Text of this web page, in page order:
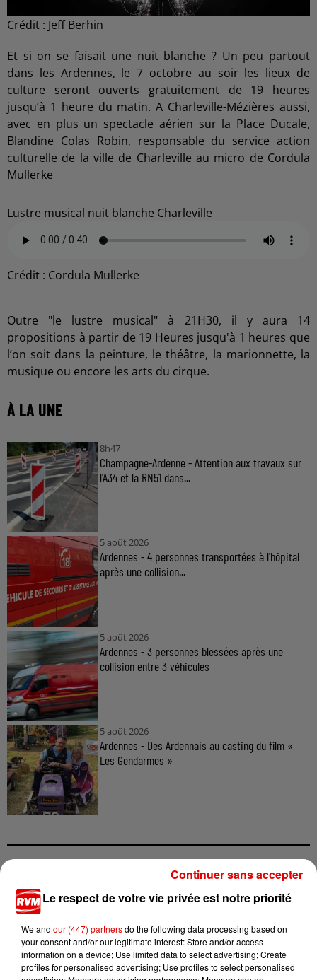
Crédit : Jeff Berhin
Et si on se faisait une nuit blanche ? Un peu partout
dans les Ardennes, le 7 octobre au soir les lieux de
culture seront ouverts gratuitement de 19 heures
jusqu’à 1 heure du matin. A Charleville-Mézières aussi,
avec en plus un spectacle aérien sur la Place Ducale,
Blandine Colas Robin, responsable du service action
culturelle de la ville de Charleville au micro de Cordula
Mullerke
Lustre musical nuit blanche Charleville
Crédit : Cordula Mullerke
Outre "le lustre musical" à 21H30, il y aura 14
propositions à partir de 19 Heures jusqu'à 1 heures que
l’on soit dans la peinture, le théâtre, la marionnette, la
musique ou encore les arts du cirque.
À LA UNE
8h47
Champagne-Ardenne - Attention aux travaux sur
l'A34 et la RN51 dans...
5 août 2026
Ardennes - 4 personnes transportées à l'hôpital
après une collision...
5 août 2026
Ardennes - 3 personnes blessées après une
collision entre 3 véhicules
5 août 2026
Ardennes - Des Ardennais au casting du film «
Les Gendarmes »
17h48
17h48 17h45
17h45 17h36
17h36
Le respect de votre vie privée est notre priorité
We and our (447) partnersdo the following data processing based on
your consent and/or our legitimate interest: Store and/or access
information on a device; Use limited data to select advertising; Create
profiles for personalised advertising; Use profiles to select personalised
Continuer sans accepter